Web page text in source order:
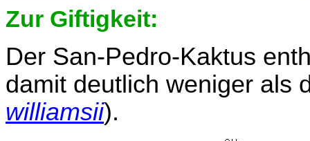
Zur Giftigkeit:
Der San-Pedro-Kaktus
damit deutlich weniger als
williamsii).